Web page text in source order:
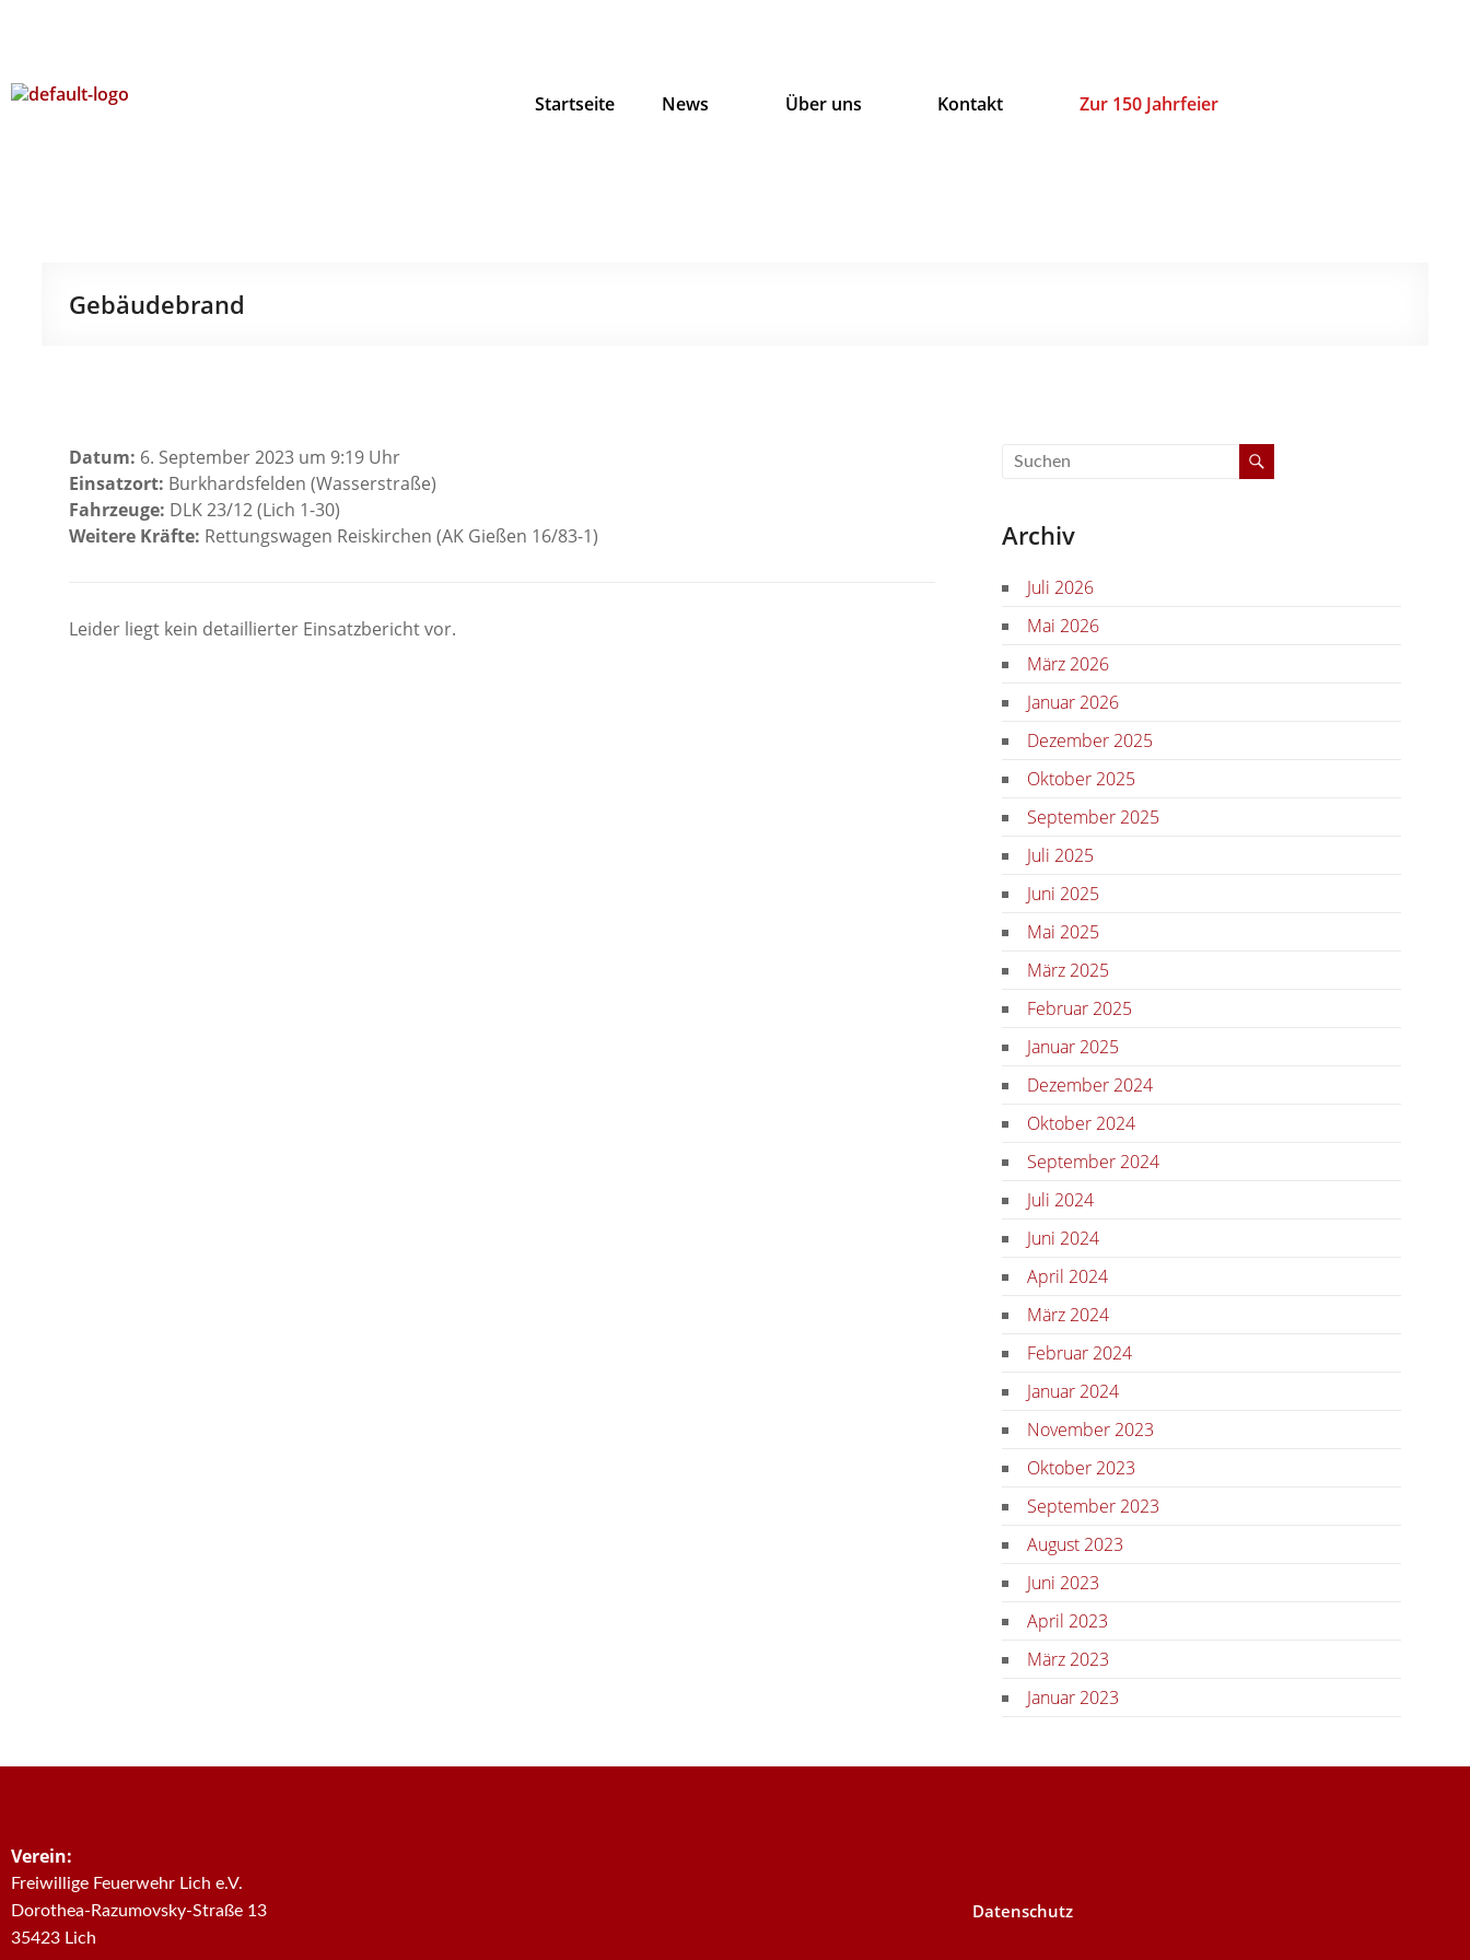
Startseite News Über uns Kontakt Zur 150 Jahrfeier
Gebäudebrand
Datum: 6. September 2023 um 9:19 Uhr
Einsatzort: Burkhardsfelden (Wasserstraße)
Fahrzeuge: DLK 23/12 (Lich 1-30)
Weitere Kräfte: Rettungswagen Reiskirchen (AK Gießen 16/83-1)
Leider liegt kein detaillierter Einsatzbericht vor.
Archiv
Juli 2026
Mai 2026
März 2026
Januar 2026
Dezember 2025
Oktober 2025
September 2025
Juli 2025
Juni 2025
Mai 2025
März 2025
Februar 2025
Januar 2025
Dezember 2024
Oktober 2024
September 2024
Juli 2024
Juni 2024
April 2024
März 2024
Februar 2024
Januar 2024
November 2023
Oktober 2023
September 2023
August 2023
Juni 2023
April 2023
März 2023
Januar 2023
Verein:
Freiwillige Feuerwehr Lich e.V.
Dorothea-Razumovsky-Straße 13
35423 Lich
Datenschutz